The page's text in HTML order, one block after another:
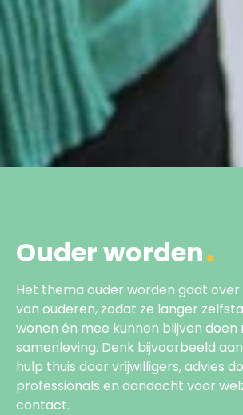
Ouder worden
Het thema ouder worden gaat
van ouderen, zodat ze langer
wonen én mee kunnen blijven doen
samenleving. Denk bijvoorbeeld
hulp thuis door vrijwilligers, advies
professionals en aandacht voor
contact.